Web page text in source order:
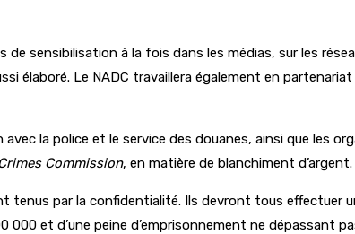
sensibilisation à la fois dans les médias, sur les
élaboré. Le NADC travaillera également en
la police et le service des douanes, ainsi que les
Commission, en matière de blanchiment d’argent.
tenus par la confidentialité. Ils devront tous effectuer
et d’une peine d’emprisonnement ne dépassant